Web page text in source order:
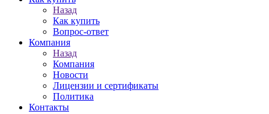
Назад
Как купить
Вопрос-ответ
Компания
Назад
Компания
Новости
Лицензии и сертификаты
Политика
Контакты